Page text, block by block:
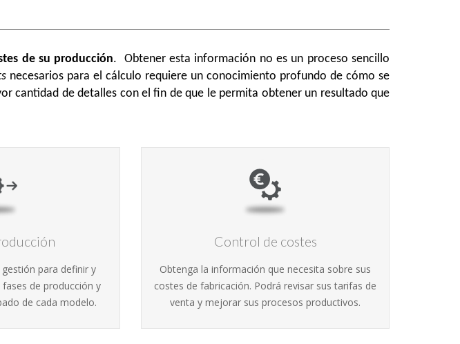
de su producción. Obtener esta información no es un proceso sencillo
necesarios para el cálculo requiere un conocimiento profundo de cómo se
cantidad de detalles con el fin de que le permita obtener un resultado que
para definir y
de producción y
de cada modelo.
Control de costes
Obtenga la información que necesita sobre sus
costes de fabricación. Podrá revisar sus tarifas de
venta y mejorar sus procesos productivos.